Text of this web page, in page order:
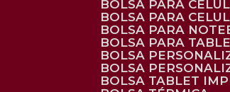
BOLSA PARA
BOLSA PARA
BOLSA PARA
BOLSA PARA
BOLSA
BOLSA
BOLSA TABLET